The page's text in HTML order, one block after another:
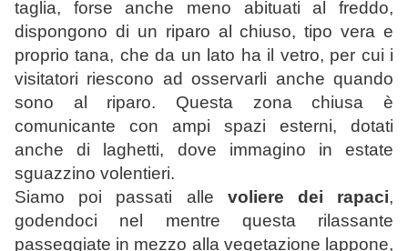
taglia, forse anche meno abituati al freddo,
dispongono di un riparo al chiuso, tipo vera e
proprio tana, che da un lato ha il vetro, per cui i
visitatori riescono ad osservarli anche quando
sono al riparo. Questa zona chiusa è
comunicante con ampi spazi esterni, dotati
anche di laghetti, dove immagino in estate
sguazzino volentieri.
Siamo poi passati alle voliere dei rapaci,
godendoci nel mentre questa rilassante
passeggiate in mezzo alla vegetazione lappone,